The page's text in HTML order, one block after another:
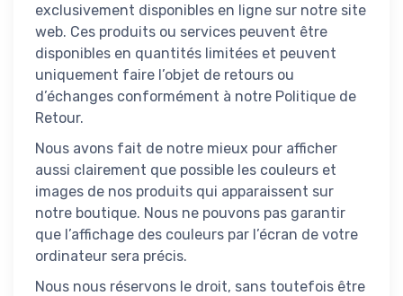
exclusivement disponibles en ligne sur notre site
web. Ces produits ou services peuvent être
disponibles en quantités limitées et peuvent
uniquement faire l’objet de retours ou
d’échanges conformément à notre Politique de
Retour.
Nous avons fait de notre mieux pour afficher
aussi clairement que possible les couleurs et
images de nos produits qui apparaissent sur
notre boutique. Nous ne pouvons pas garantir
que l’affichage des couleurs par l’écran de votre
ordinateur sera précis.
Nous nous réservons le droit, sans toutefois être